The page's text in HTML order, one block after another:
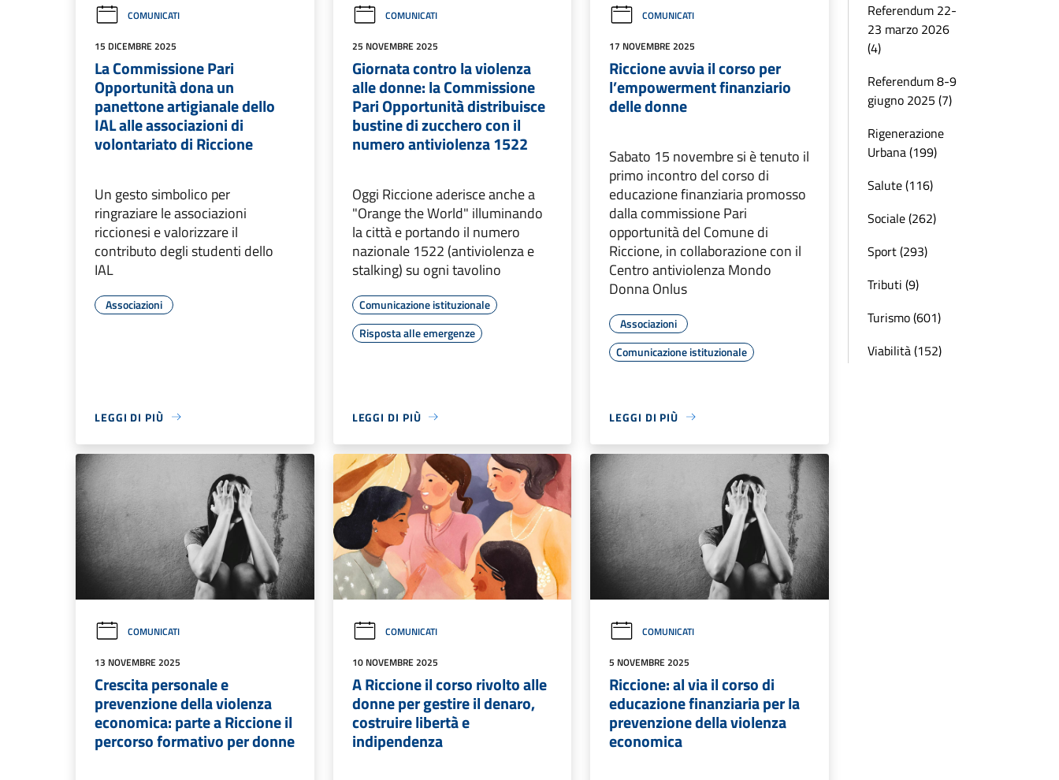
COMUNICATI
15 DICEMBRE 2025
La Commissione Pari
Opportunità dona un
panettone artigianale dello
IAL alle associazioni di
volontariato di Riccione
Un gesto simbolico per
ringraziare le associazioni
riccionesi e valorizzare il
contributo degli studenti dello
IAL
Associazioni
LEGGI DI PIÙ
COMUNICATI
25 NOVEMBRE 2025
Giornata contro la violenza
alle donne: la Commissione
Pari Opportunità distribuisce
bustine di zucchero con il
numero antiviolenza 1522
Oggi Riccione aderisce anche a
"Orange the World" illuminando
la città e portando il numero
nazionale 1522 (antiviolenza e
stalking) su ogni tavolino
Comunicazione istituzionale
Risposta alle emergenze
LEGGI DI PIÙ
COMUNICATI
17 NOVEMBRE 2025
Riccione avvia il corso per
l’empowerment finanziario
delle donne
Sabato 15 novembre si è tenuto il
primo incontro del corso di
educazione finanziaria promosso
dalla commissione Pari
opportunità del Comune di
Riccione, in collaborazione con il
Centro antiviolenza Mondo
Donna Onlus
Associazioni
Comunicazione istituzionale
LEGGI DI PIÙ
COMUNICATI
13 NOVEMBRE 2025
Crescita personale e
prevenzione della violenza
economica: parte a Riccione il
percorso formativo per donne
COMUNICATI
10 NOVEMBRE 2025
A Riccione il corso rivolto alle
donne per gestire il denaro,
costruire libertà e
indipendenza
COMUNICATI
5 NOVEMBRE 2025
Riccione: al via il corso di
educazione finanziaria per la
prevenzione della violenza
economica
Referendum 22-
23 marzo 2026
(4)
Referendum 8-9
giugno 2025 (7)
Rigenerazione
Urbana (199)
Salute (116)
Sociale (262)
Sport (293)
Tributi (9)
Turismo (601)
Viabilità (152)